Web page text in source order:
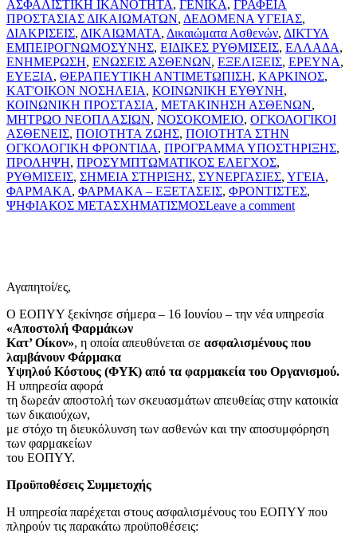
ΑΣΦΑΛΙΣΤΙΚΗ ΙΚΑΝΟΤΗΤΑ, ΓΕΝΙΚΑ, ΓΡΑΦΕΙΑ
ΠΡΟΣΤΑΣΙΑΣ ΔΙΚΑΙΩΜΑΤΩΝ, ΔΕΔΟΜΕΝΑ ΥΓΕΙΑΣ,
ΔΙΑΚΡΙΣΕΙΣ, ΔΙΚΑΙΩΜΑΤΑ, Δικαιώματα Ασθενών, ΔΙΚΤΥΑ
ΕΜΠΕΙΡΟΓΝΩΜΟΣΥΝΗΣ, ΕΙΔΙΚΕΣ ΡΥΘΜΙΣΕΙΣ, ΕΛΛΑΔΑ,
ΕΝΗΜΕΡΩΣΗ, ΕΝΩΣΕΙΣ ΑΣΘΕΝΩΝ, ΕΞΕΛΙΞΕΙΣ, ΕΡΕΥΝΑ,
ΕΥΕΞΙΑ, ΘΕΡΑΠΕΥΤΙΚΗ ΑΝΤΙΜΕΤΩΠΙΣΗ, ΚΑΡΚΙΝΟΣ,
ΚΑΤ'ΟΙΚΟΝ ΝΟΣΗΛΕΙΑ, ΚΟΙΝΩΝΙΚΗ ΕΥΘΥΝΗ,
ΚΟΙΝΩΝΙΚΗ ΠΡΟΣΤΑΣΙΑ, ΜΕΤΑΚΙΝΗΣΗ ΑΣΘΕΝΩΝ,
ΜΗΤΡΩΟ ΝΕΟΠΛΑΣΙΩΝ, ΝΟΣΟΚΟΜΕΙΟ, ΟΓΚΟΛΟΓΙΚΟΙ
ΑΣΘΕΝΕΙΣ, ΠΟΙΟΤΗΤΑ ΖΩΗΣ, ΠΟΙΟΤΗΤΑ ΣΤΗΝ
ΟΓΚΟΛΟΓΙΚΗ ΦΡΟΝΤΙΔΑ, ΠΡΟΓΡΑΜΜΑ ΥΠΟΣΤΗΡΙΞΗΣ,
ΠΡΟΛΗΨΗ, ΠΡΟΣΥΜΠΤΩΜΑΤΙΚΟΣ ΕΛΕΓΧΟΣ,
ΡΥΘΜΙΣΕΙΣ, ΣΗΜΕΙΑ ΣΤΗΡΙΞΗΣ, ΣΥΝΕΡΓΑΣΙΕΣ, ΥΓΕΙΑ,
ΦΑΡΜΑΚΑ, ΦΑΡΜΑΚΑ – ΕΞΕΤΑΣΕΙΣ, ΦΡΟΝΤΙΣΤΕΣ,
ΨΗΦΙΑΚΟΣ ΜΕΤΑΣΧΗΜΑΤΙΣΜΟΣLeave a comment
Αγαπητοί/ες,
Ο ΕΟΠΥΥ ξεκίνησε σήμερα – 16 Ιουνίου – την νέα υπηρεσία
«Αποστολή Φαρμάκων
Κατ’ Οίκον», η οποία απευθύνεται σε ασφαλισμένους που
λαμβάνουν Φάρμακα
Υψηλού Κόστους (ΦΥΚ) από τα φαρμακεία του Οργανισμού.
Η υπηρεσία αφορά
τη δωρεάν αποστολή των σκευασμάτων απευθείας στην κατοικία
των δικαιούχων,
με στόχο τη διευκόλυνση των ασθενών και την αποσυμφόρηση
των φαρμακείων
του ΕΟΠΥΥ.
Προϋποθέσεις Συμμετοχής
Η υπηρεσία παρέχεται στους ασφαλισμένους του ΕΟΠΥΥ που
πληρούν τις παρακάτω προϋποθέσεις: